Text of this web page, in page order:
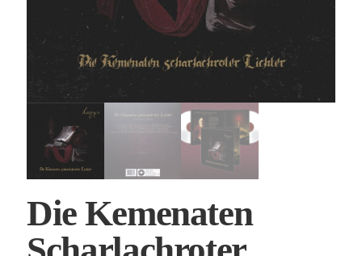
Die Kemenaten